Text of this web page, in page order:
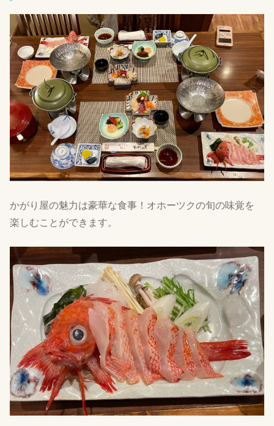
かがり屋の魅力は豪華な食事！オホーツクの旬の味覚を
楽しむことができます。